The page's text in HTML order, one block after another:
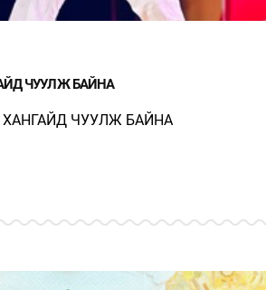
ЧУУЛЖ БАЙНА
ЧУУЛЖ БАЙНА